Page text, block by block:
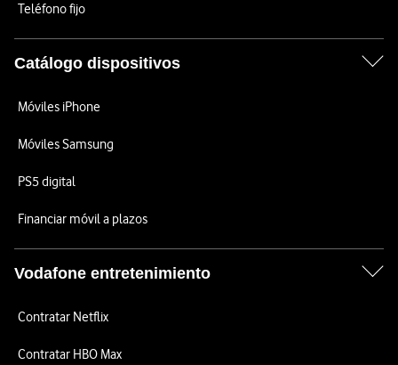
Teléfono fijo
Catálogo dispositivos
Móviles iPhone
Móviles Samsung
PS5 digital
Financiar móvil a plazos
Vodafone entretenimiento
Contratar Netflix
Contratar HBO Max